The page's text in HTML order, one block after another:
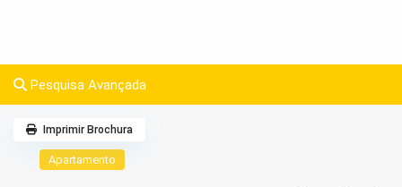
Pesquisa Avançada
Apartamento
Imprimir Brochura